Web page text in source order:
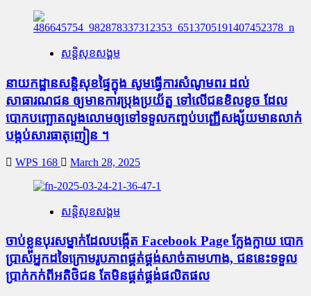
សន្តិសុខសង្គម
នាយកដ្ឋានសន្តិសុខផ្ទៃក្នុង សូមធ្វើការសំណូមពរ ដល់
សាធារណជន ឲ្យមានការប្រុងប្រយ័ត្ន ទៅលើជនខិលខូច ដែល
បោកបញ្ឆោតលួងលោមឲ្យទៅទទួលកញ្ចប់បញ្ញើសង្ស័យមានលាក់
បង្កប់សារធាតុញៀន ។
WPS 168 March 28, 2025
សន្តិសុខសង្គម
ចាប់ខ្លួនបុរសម្នាក់ដែលបង្កើត Facebook Page ក្លែងក្លាយ បោក
ប្រាស់អ្នកដទៃក្រោមរូបភាពផ្គត់ផ្គង់សាច់តាមហាង, ជននេះទទួល
ប្រាក់កក់ពីអតិថិជន តែមិនផ្គត់ផ្គង់ផលិតផល